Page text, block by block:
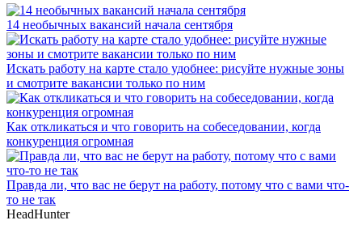
14 необычных вакансий начала сентября
Искать работу на карте стало удобнее: рисуйте нужные зоны
и смотрите вакансии только по ним
Как откликаться и что говорить на собеседовании, когда
конкуренция огромная
Правда ли, что вас не берут на работу, потому что с вами что-
то не так
HeadHunter